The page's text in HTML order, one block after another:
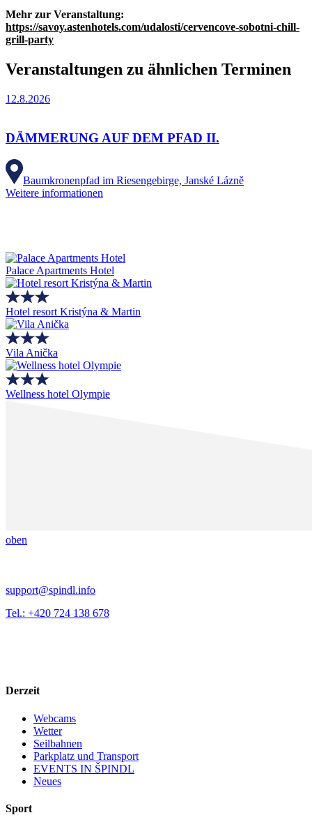
Mehr zur Veranstaltung:
https://savoy.astenhotels.com/udalosti/cervencove-sobotni-chill-
grill-party
Veranstaltungen zu ähnlichen Terminen
12.8.2026
DÄMMERUNG AUF DEM PFAD II.
Baumkronenpfad im Riesengebirge, Janské Lázně
Weitere informationen
Palace Apartments Hotel
Hotel resort Kristýna & Martin
Vila Anička
Wellness hotel Olympie
oben
support@spindl.info
Tel.: +420 724 138 678
Derzeit
Webcams
Wetter
Seilbahnen
Parkplatz und Transport
EVENTS IN ŠPINDL
Neues
Sport